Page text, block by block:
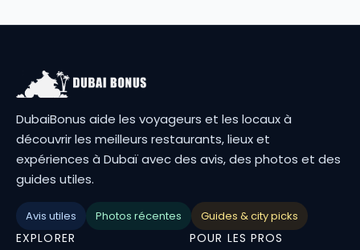
DubaiBonus aide les voyageurs et les locaux à
découvrir les meilleurs restaurants, lieux et
expériences à Dubaï avec des avis, des photos et des
guides utiles.
Avis utiles Photos récentes Guides & city picks
EXPLORER POUR LES PROS